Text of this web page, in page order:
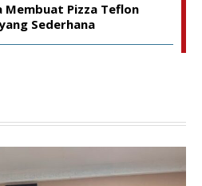
Membuat Pizza Teflon
Sederhana